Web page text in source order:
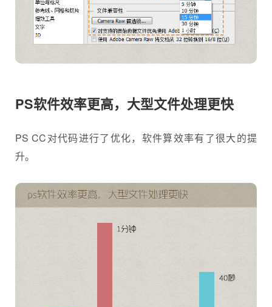
PS软件效率更高，大型文件处理更快
PS CC对代码进行了优化，软件算效率有了很大的提
升。